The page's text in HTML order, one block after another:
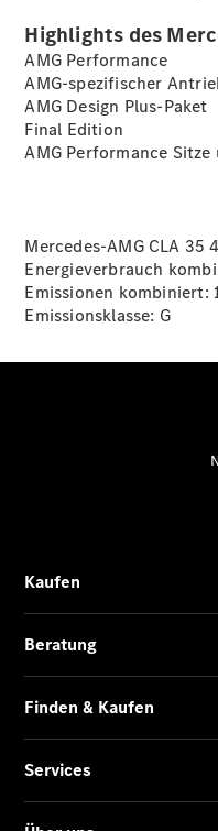
Marco
Taxi-
Der
CLA
Highlights des
AMG Performance
AMG-spezifischer
AMG Design Plus-Paket
Final Edition
AMG Performance Sitze
Mercedes-AMG CLA 35
Energieverbrauch
Emissionen kombiniert:
Emissionsklasse: G